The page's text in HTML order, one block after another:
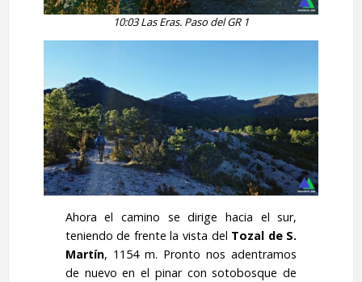
10:03 Las Eras. Paso del GR 1
Ahora el camino se dirige hacia el sur,
teniendo de frente la vista del Tozal de S.
Martín, 1154 m. Pronto nos adentramos
de nuevo en el pinar con sotobosque de